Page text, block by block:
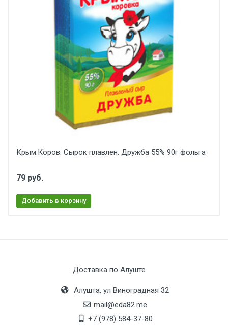
Крым.Коров. Сырок плавлен. Дружба 55% 90г фольга
79 руб.
Добавить в корзину
Доставка по Алуште
Алушта, ул Виноградная 32
mail@eda82.me
+7 (978) 584-37-80